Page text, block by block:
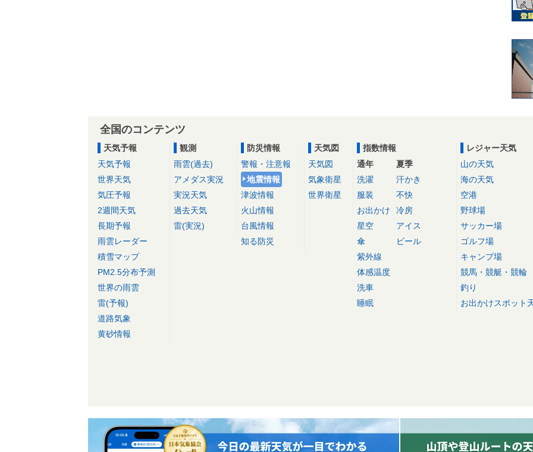
全国のコンテンツ
天気予報
天気予報
世界天気
気圧予報
2週間天気
長期予報
雨雲レーダー
積雪マップ
PM2.5分布予測
世界の雨雲
雷(予報)
道路気象
黄砂情報
観測
雨雲(過去)
アメダス実況
実況天気
過去天気
雷(実況)
防災情報
警報・注意報
地震情報
津波情報
火山情報
台風情報
知る防災
天気図
天気図
気象衛星
世界衛星
指数情報
通年
洗濯
服装
お出かけ
星空
傘
紫外線
体感温度
洗車
睡眠
夏季
汗かき
不快
冷房
アイス
ビール
レジャー天気
山の天気
海の天気
空港
野球場
サッカー場
ゴルフ場
キャンプ場
競馬・競艇・競輪
釣り
お出かけスポット